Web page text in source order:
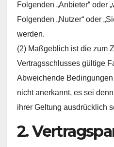
Folgenden „Anbieter“ oder
Folgenden „Nutzer“ oder
werden.
(2) Maßgeblich ist die zum
Vertragsschlusses gültige
Abweichende
nicht anerkannt, es sei
ihrer Geltung ausdrücklich
2.